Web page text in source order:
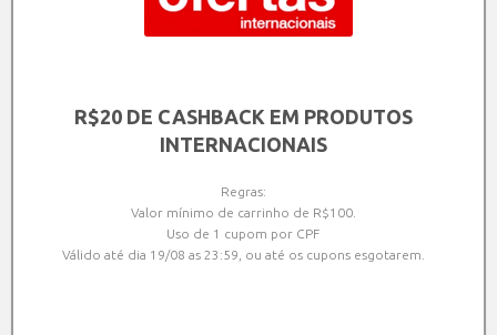
R$20 DE CASHBACK EM PRODUTOS
INTERNACIONAIS
Regras:
Valor mínimo de carrinho de R$100.
Uso de 1 cupom por CPF
Válido até dia 19/08 as 23:59, ou até os cupons esgotarem.